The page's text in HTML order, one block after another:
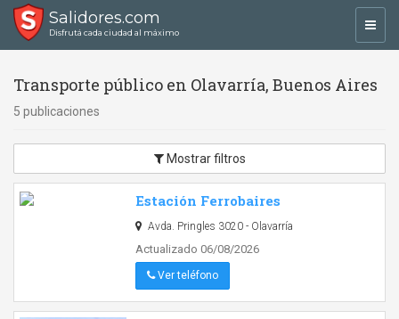
Salidores.com
Disfrutá cada ciudad al máximo
Transporte público en Olavarría, Buenos Aires
5 publicaciones
Mostrar filtros
Estación Ferrobaires
Avda. Pringles 3020 - Olavarría
Actualizado 06/08/2026
Ver teléfono